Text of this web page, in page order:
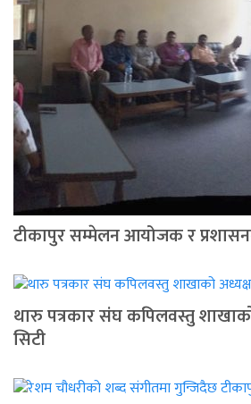
टीकापुर सम्मेलन आयोजक र
थारु पत्रकार संघ कपिलवस्तु
सिटी